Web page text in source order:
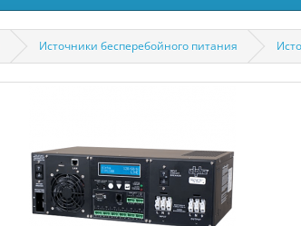
Источники бесперебойного питания